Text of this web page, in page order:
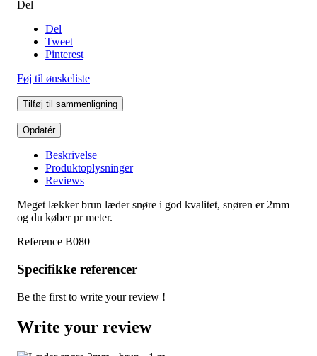
Del
Del
Tweet
Pinterest
Føj til ønskeliste
Tilføj til sammenligning
Beskrivelse
Produktoplysninger
Reviews
Meget lækker brun læder snøre i god kvalitet, snøren er 2mm
og du køber pr meter.
Reference B080
Specifikke referencer
Be the first to write your review !
Write your review